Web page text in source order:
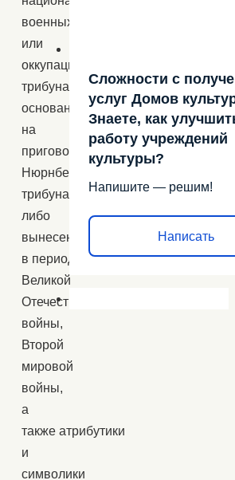
военных
или
оккупационных
трибуналов,
основанными
на
приговоре
Нюрнбергского
трибунала
либо
вынесенными
в период
Великой
Отечественной
войны,
Второй
мировой
войны,
а
также атрибутики
и
символики
Сложности с
услуг Домов
Знаете, как
работу учреждений
культуры?
Напишите — решим!
Написать